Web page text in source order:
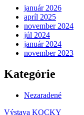
január 2026
apríl 2025
november 2024
júl 2024
január 2024
november 2023
Kategórie
Nezaradené
Výstava KOCKY